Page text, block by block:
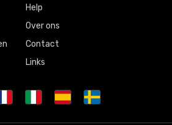
Help
Over ons
Contact
Links